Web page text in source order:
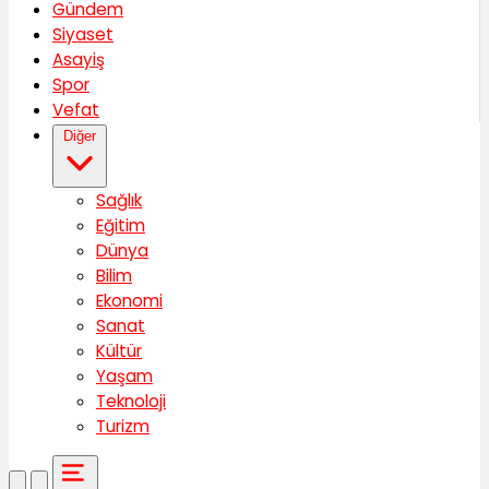
Gündem
Siyaset
Asayiş
Spor
Vefat
Diğer
Sağlık
Eğitim
Dünya
Bilim
Ekonomi
Sanat
Kültür
Yaşam
Teknoloji
Turizm